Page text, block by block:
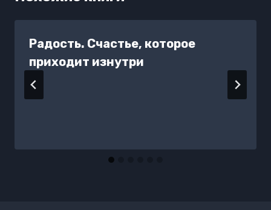
Радость. Счастье, которое
приходит изнутри